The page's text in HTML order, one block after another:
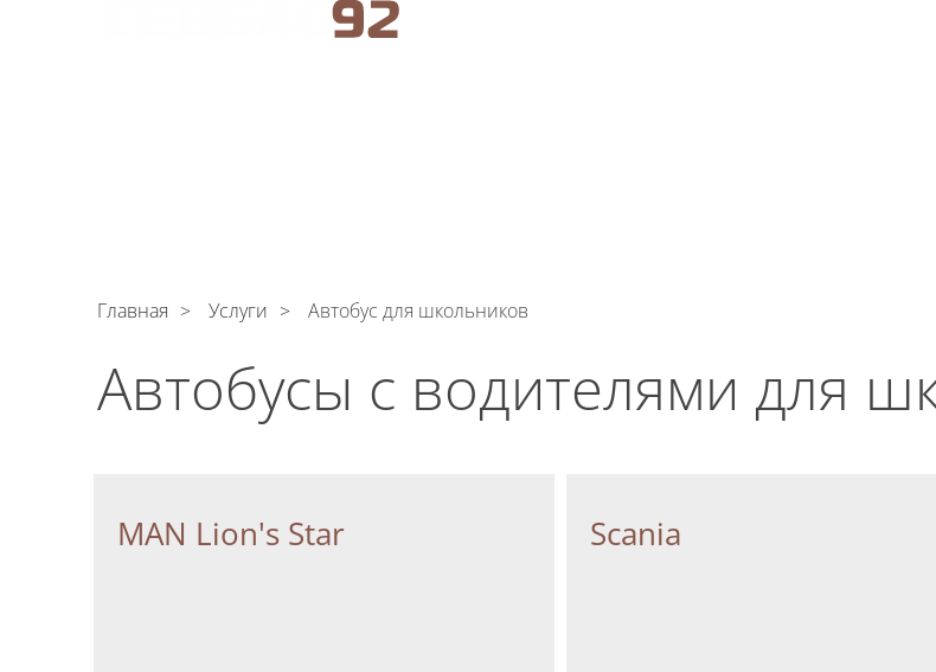
Главная Услуги Автобус для школьников
Автобусы с водителями для
MAN Lion's Star Scania
обработку моих Персональных данных